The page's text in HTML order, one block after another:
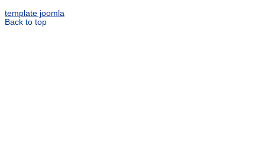
template joomla
Back to top